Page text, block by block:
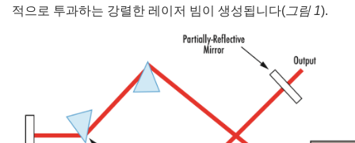
적으로 투과하는 강렬한 레이저 빔이 생성됩니다( 그림 1).